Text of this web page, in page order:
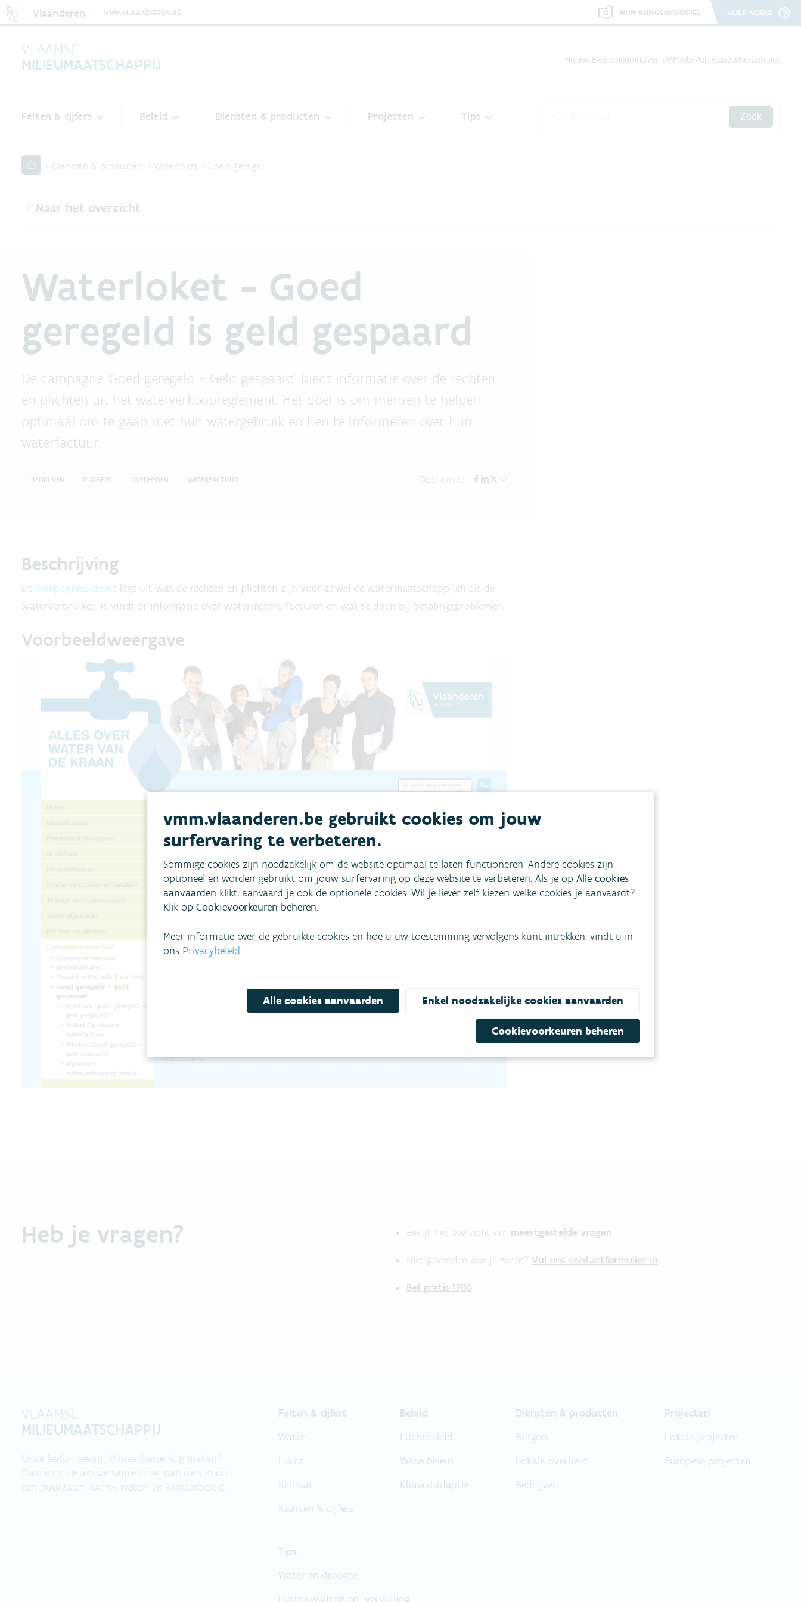
Vlaanderen VMM.VLAANDEREN.BE MIJN BURGERPROFIEL HULP NODIG
VLAAMSE
MILIEUMAATSCHAPPIJ
NieuwsEvenementenOver VMMJobsPublicatiesPersContact
Feiten & cijfers Beleid Diensten & producten Projecten Tips Zoek
Diensten & producten Waterloket - Goed geregel…
Naar het overzicht
Waterloket - Goed
geregeld is geld gespaard
De campagne 'Goed geregeld = Geld gespaard' biedt informatie over de rechten
en plichten uit het waterverkoopreglement. Het doel is om mensen te helpen
optimaal om te gaan met hun watergebruik en hen te informeren over hun
waterfactuur.
BEDRIJVEN BURGERS OVERHEDEN WATERFACTUUR Deel online
Beschrijving
De campagnewebsite legt uit wat de rechten en plichten zijn voor zowel de watermaatschappijen als de
waterverbruiker. Je vindt er informatie over watermeters, facturen en wat te doen bij betalingsproblemen.
Voorbeeldweergave
Heb je vragen? Bekijk het overzicht van meestgestelde vragen.
Niet gevonden wat je zocht? Vul ons contactformulier in.
Bel gratis 1700
VLAAMSE
MILIEUMAATSCHAPPIJ
Onze leefomgeving klimaatbestendig maken?
Daarvoor zetten we samen met partners in op
een duurzaam lucht-, water- en klimaatbeleid.
Feiten & cijfers
Water
Lucht
Klimaat
Kaarten & cijfers
Beleid
Luchtbeleid
Waterbeleid
Klimaatadaptie
Diensten & producten
Burgers
Lokale overheid
Bedrijven
Projecten
Lokale projecten
Europese projecten
Tips
Water en droogte
Luchtkwaliteit en -vervuiling
vmm.vlaanderen.be gebruikt cookies om jouw
surfervaring te verbeteren.
Sommige cookies zijn noodzakelijk om de website optimaal te laten functioneren. Andere cookies zijn
optioneel en worden gebruikt om jouw surfervaring op deze website te verbeteren. Als je op Alle cookies
aanvaarden klikt, aanvaard je ook de optionele cookies. Wil je liever zelf kiezen welke cookies je aanvaardt?
Klik op Cookievoorkeuren beheren.
Meer informatie over de gebruikte cookies en hoe u uw toestemming vervolgens kunt intrekken, vindt u in
ons Privacybeleid.
Alle cookies aanvaarden Enkel noodzakelijke cookies aanvaarden
Cookievoorkeuren beheren